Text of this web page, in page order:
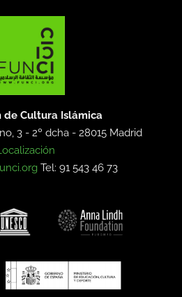
de Cultura Islámica
3 - 2º dcha -28015 Madrid
Tel: 91 543 46 73